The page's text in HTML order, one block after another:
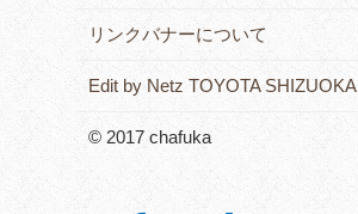
リンクバナーについて
Edit by Netz TOYOTA SHIZUOKA
© 2017 chafuka